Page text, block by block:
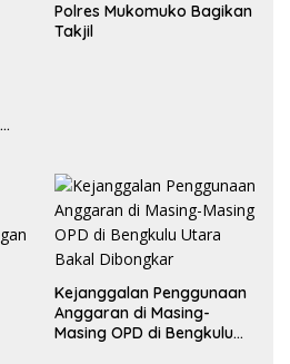
Polres Mukomuko Bagikan
Takjil
Kejanggalan Penggunaan
Anggaran di Masing-
Masing OPD di Bengkulu